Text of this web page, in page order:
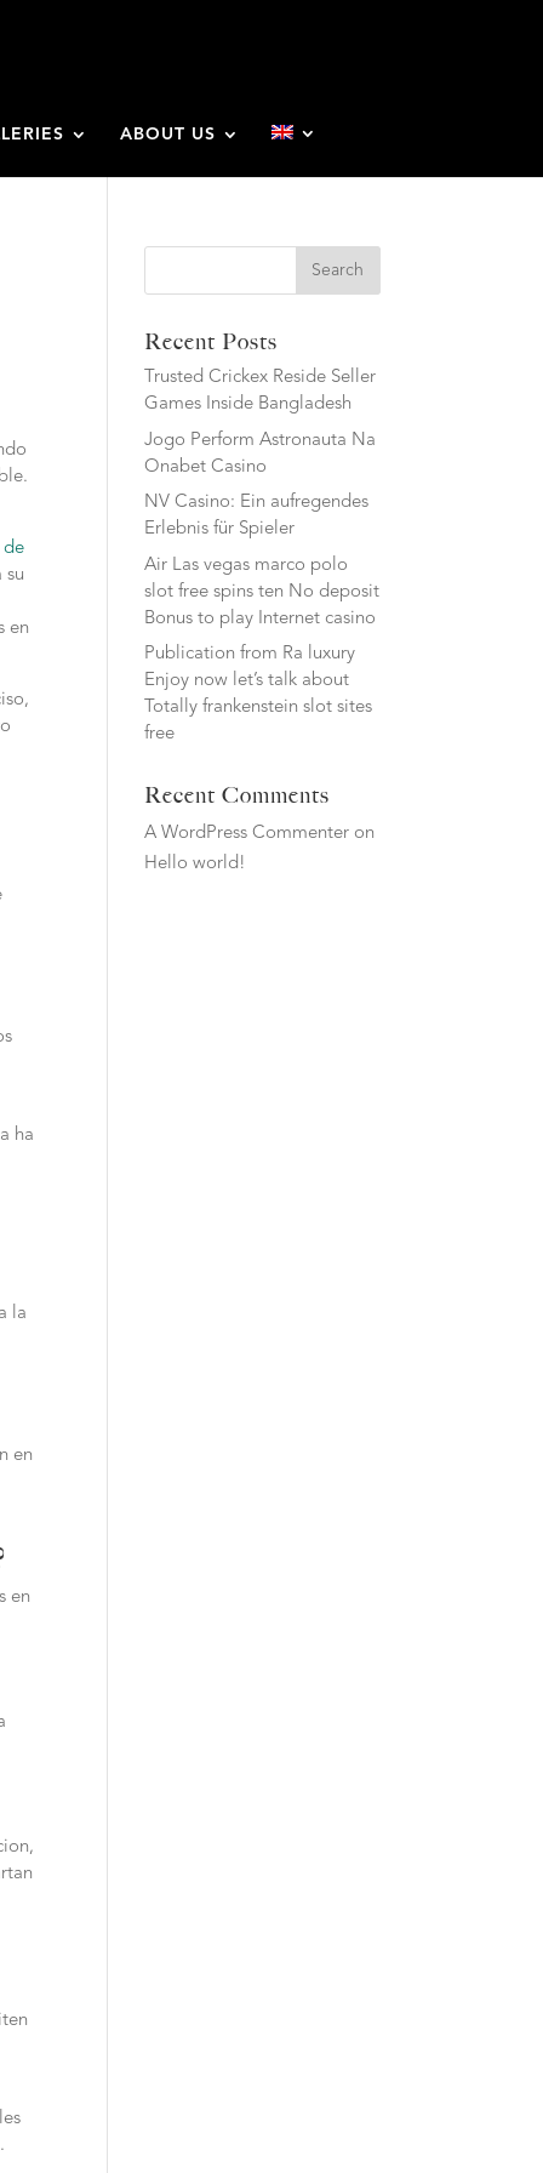
ABOUT US
de
su
en
ha
la
en
en
Search
Recent Posts
Trusted Crickex Reside Seller
Games Inside Bangladesh
Jogo Perform Astronauta Na
Onabet Casino
NV Casino: Ein aufregendes
Erlebnis für Spieler
Air Las vegas marco polo
slot free spins ten No deposit
Bonus to play Internet casino
Publication from Ra luxury
Enjoy now let’s talk about
Totally frankenstein slot sites
free
Recent Comments
A WordPress Commenter on
Hello world!